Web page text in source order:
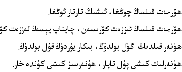
ھۆرمەت قىلساڭ چوڭغا، ئىشىڭ تارتار ئوڭغا.
ھۆرمەت قىلساڭ ئىززەت كۆرىسەن، چايناپ يېسەڭ لەززەت
ھۈنەر قىلدىڭ گۈل بولدۇڭ، بىكار يۈردۈڭ قۇل بولدۇڭ.
ھۈنەرلىك كىشى پۇل تاپار، ھۈنەرسىز كىشى كۈندە خار.